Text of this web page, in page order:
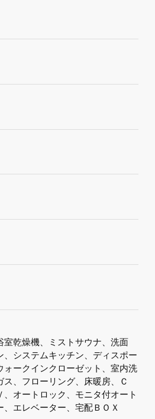
室乾燥機、ミストサウナ、洗面
、システムキッチン、ディスポー
ォークインクローゼット、室内洗
、フローリング、床暖房、Ｃ
、オートロック、モニタ付オート
エレベーター、宅配ＢＯＸ